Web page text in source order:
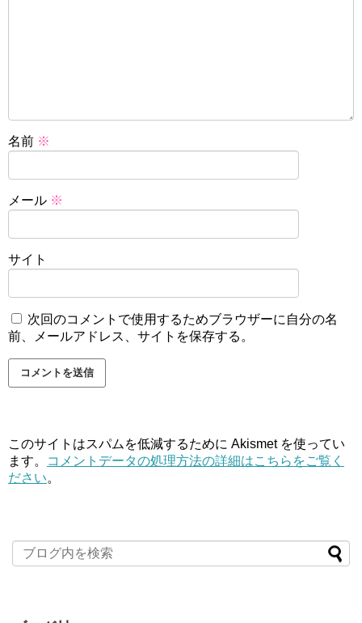
名前 ※
メール ※
サイト
次回のコメントで使用するためブラウザーに自分の名
前、メールアドレス、サイトを保存する。
このサイトはスパムを低減するために Akismet を使ってい
ます。
コメントデータの処理方法の詳細はこちらをご覧く
ださい。